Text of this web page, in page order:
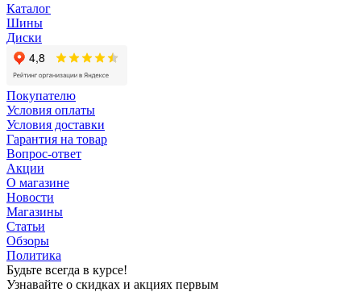
Каталог
Шины
Диски
Покупателю
Условия оплаты
Условия доставки
Гарантия на товар
Вопрос-ответ
Акции
О магазине
Новости
Магазины
Статьи
Обзоры
Политика
Будьте всегда в курсе!
Узнавайте о скидках и акциях первым